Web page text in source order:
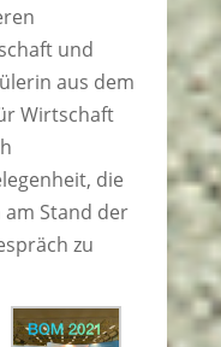
und
aus dem
Wirtschaft
die
Stand der
zu